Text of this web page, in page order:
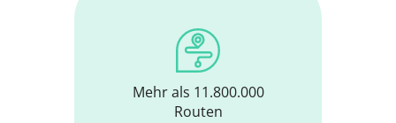
Mehr als 11.800.000
Routen